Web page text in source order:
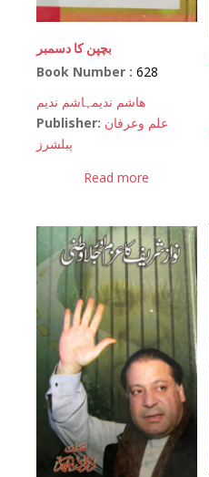
بچپن کا دسمبر
Book Number : 628
ھاشم ندیمہاشم ندیم
Publisher: علم وعرفان
پبلشرز
Read more